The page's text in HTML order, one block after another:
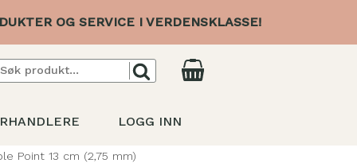
OG SERVICE I VERDENSKLASSE!
LOGG INN
Point 13 cm (2,75 mm)